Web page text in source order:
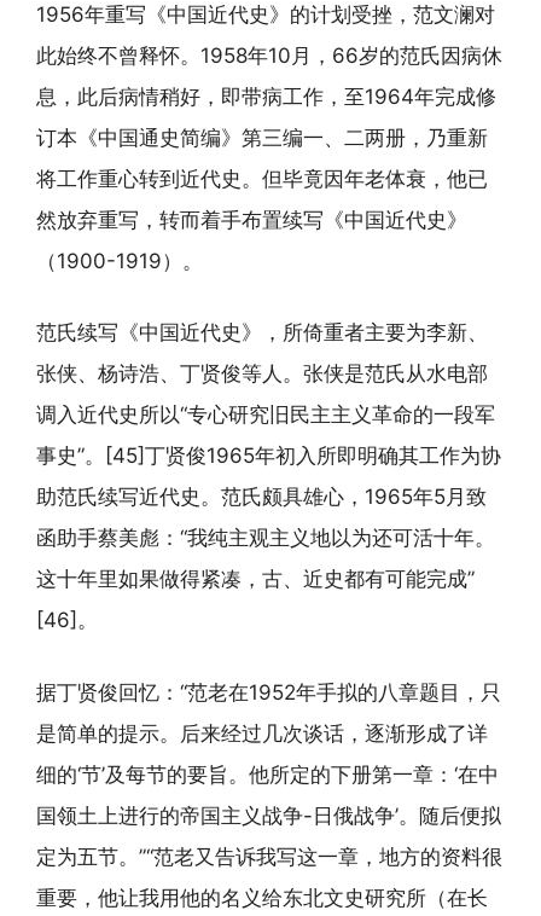
1956年重写《中国近代史》的计划受挫，范文澜对
此始终不曾释怀。1958年10月，66岁的范氏因病休
息，此后病情稍好，即带病工作，至1964年完成修
订本《中国通史简编》第三编一、二两册，乃重新
将工作重心转到近代史。但毕竟因年老体衰，他已
然放弃重写，转而着手布置续写《中国近代史》
（1900-1919）。
范氏续写《中国近代史》，所倚重者主要为李新、
张侠、杨诗浩、丁贤俊等人。张侠是范氏从水电部
调入近代史所以“专心研究旧民主主义革命的一段军
事史”。[45]丁贤俊1965年初入所即明确其工作为协
助范氏续写近代史。范氏颇具雄心，1965年5月致
函助手蔡美彪：“我纯主观主义地以为还可活十年。
这十年里如果做得紧凑，古、近史都有可能完成”
[46]。
据丁贤俊回忆：“范老在1952年手拟的八章题目，只
是简单的提示。后来经过几次谈话，逐渐形成了详
细的‘节’及每节的要旨。他所定的下册第一章：‘在中
国领土上进行的帝国主义战争-日俄战争’。随后便拟
定为五节。”“范老又告诉我写这一章，地方的资料很
重要，他让我用他的名义给东北文史研究所（在长